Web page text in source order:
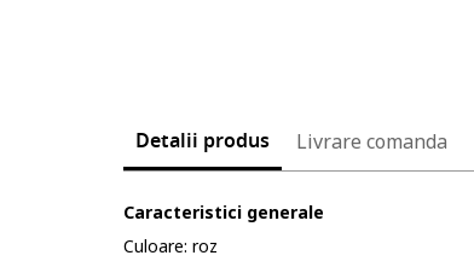
Detalii produs Livrare comanda
Caracteristici generale
Culoare: roz